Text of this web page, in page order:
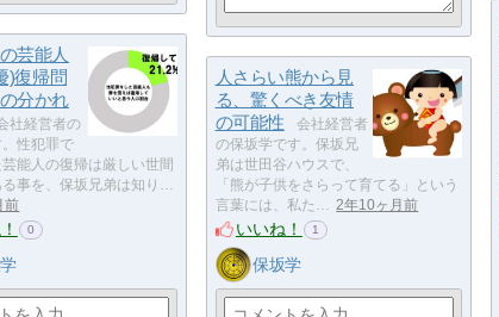
芸能人
)復帰問
分かれ
社経営者の
性犯罪で
能人の復帰は厳しい世間
事を、保坂兄弟は知り…
前
0
人さらい熊から見
る、驚くべき友情
の可能性
会社経営者
の保坂学です。保坂兄
弟は世田谷ハウスで、
「熊が子供をさらって育てる」という
言葉には、私た…
2年10ヶ月前
いいね！ 1
保坂学